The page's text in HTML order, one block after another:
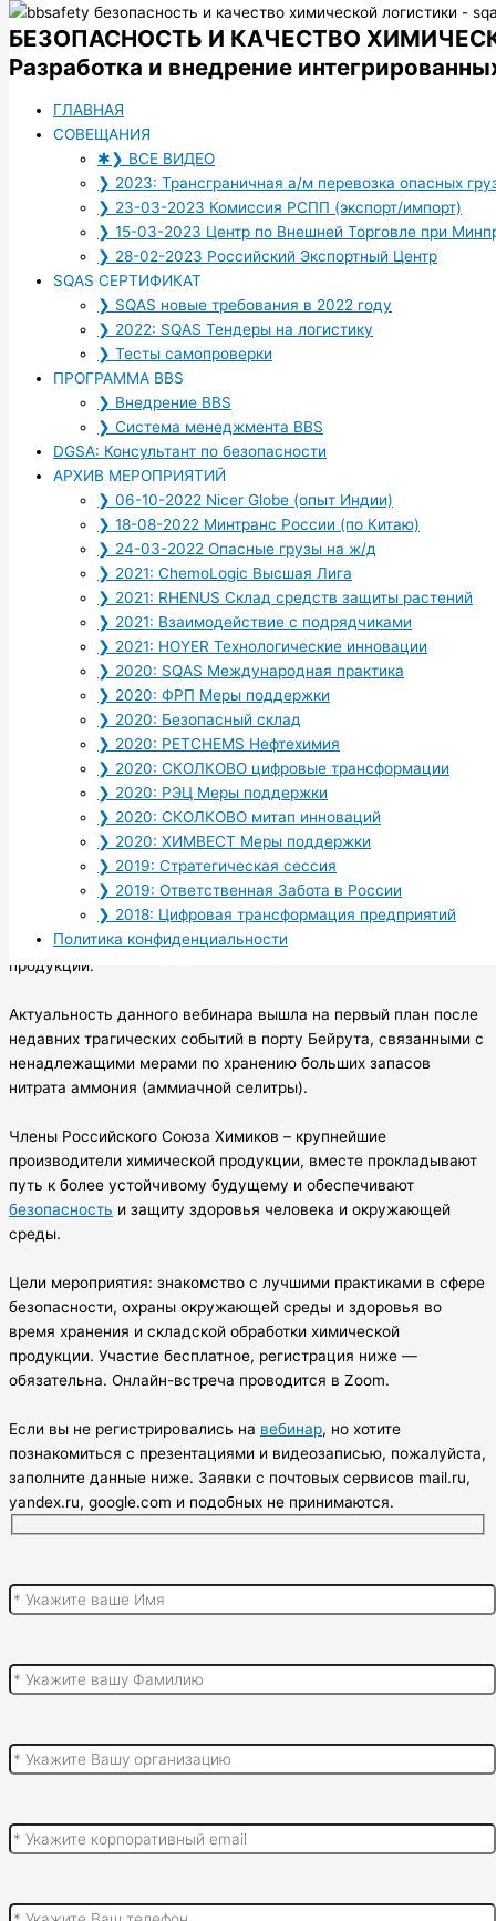
БЕЗОПАСНОСТЬ И КАЧЕСТВО
Разработка и внедрение
ГЛАВНАЯ
СОВЕЩАНИЯ
✱❯ ВСЕ ВИДЕО
❯ 2023: Трансграничная а/м перевозка опасных
❯ 23-03-2023 Комиссия РСПП (экспорт/импорт)
❯ 15-03-2023 Центр по Внешней Торговле при
❯ 28-02-2023 Российский Экспортный Центр
SQAS СЕРТИФИКАТ
❯ SQAS новые требования в 2022 году
❯ 2022: SQAS Тендеры на логистику
❯ Тесты самопроверки
ПРОГРАММА BBS
❯ Внедрение BBS
❯ Система менеджмента BBS
DGSA: Консультант по безопасности
АРХИВ МЕРОПРИЯТИЙ
❯ 06-10-2022 Nicer Globe (опыт Индии)
❯ 18-08-2022 Минтранс России (по Китаю)
❯ 24-03-2022 Опасные грузы на ж/д
❯ 2021: ChemoLogic Высшая Лига
❯ 2021: RHENUS Склад средств защиты растений
❯ 2021: Взаимодействие с подрядчиками
❯ 2021: HOYER Технологические инновации
❯ 2020: SQAS Международная практика
❯ 2020: ФРП Меры поддержки
❯ 2020: Безопасный склад
❯ 2020: PETCHEMS Нефтехимия
❯ 2020: СКОЛКОВО цифровые трансформации
❯ 2020: РЭЦ Меры поддержки
❯ 2020: СКОЛКОВО митап инноваций
❯ 2020: ХИМВЕСТ Меры поддержки
❯ 2019: Стратегическая сессия
❯ 2019: Ответственная Забота в России
❯ 2018: Цифровая трансформация предприятий
Политика конфиденциальности
НОВОСТИ И ЛУЧШИЕ ПРАКТИКИ
ОПАСНЫЕ ГРУЗЫ РОССИЯ-КИТАЙ
ХИМИЧЕСКИЙ ТРИАТЛОН
ВЕБИНАР РСХ - ИНДИЙСКИЙ ОПЫТ
ОПАСНЫЕ ГРУЗЫ НА Ж/Д
Безопасного Поведения. Что
потребуется?
решения для цепей
поставок химической
продукции
Где взятьSQAS
стоит? Сколько времени?
БЕЗОПАСНОЕ СКЛАДИРОВАНИЕ ХИМИЧЕСКОЙ
ПРОДУКЦИИ
27 августа 2020 года Российский Союз Химиков проводит
встречу-вебинар для продвижения лучших практик в сфере
безопасности, охраны окружающей среды и здоровья во
время хранения и складской обработки химической
продукции.
Актуальность данного вебинара вышла на первый план после
недавних трагических событий в порту Бейрута, связанными с
ненадлежащими мерами по хранению больших запасов
нитрата аммония (аммиачной селитры).
Члены Российского Союза Химиков – крупнейшие
производители химической продукции, вместе прокладывают
путь к более устойчивому будущему и обеспечивают
безопасность и защиту здоровья человека и окружающей
среды.
Цели мероприятия: знакомство с лучшими практиками в сфере
безопасности, охраны окружающей среды и здоровья во
время хранения и складской обработки химической
продукции. Участие бесплатное, регистрация ниже —
обязательна. Онлайн-встреча проводится в Zoom.
Если вы не регистрировались на вебинар, но хотите
познакомиться с презентациями и видеозаписью, пожалуйста,
заполните данные ниже. Заявки с почтовых сервисов mail.ru,
yandex.ru, google.com и подобных не принимаются.